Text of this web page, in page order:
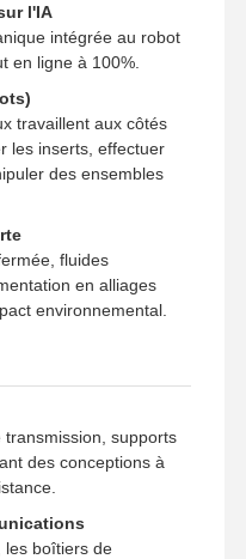
l'IA
intégrée au robot
en ligne à 100%.
travaillent aux côtés
les inserts, effectuer
des ensembles
fluides
en alliages
environnemental.
supports
des conceptions à
les boîtiers de